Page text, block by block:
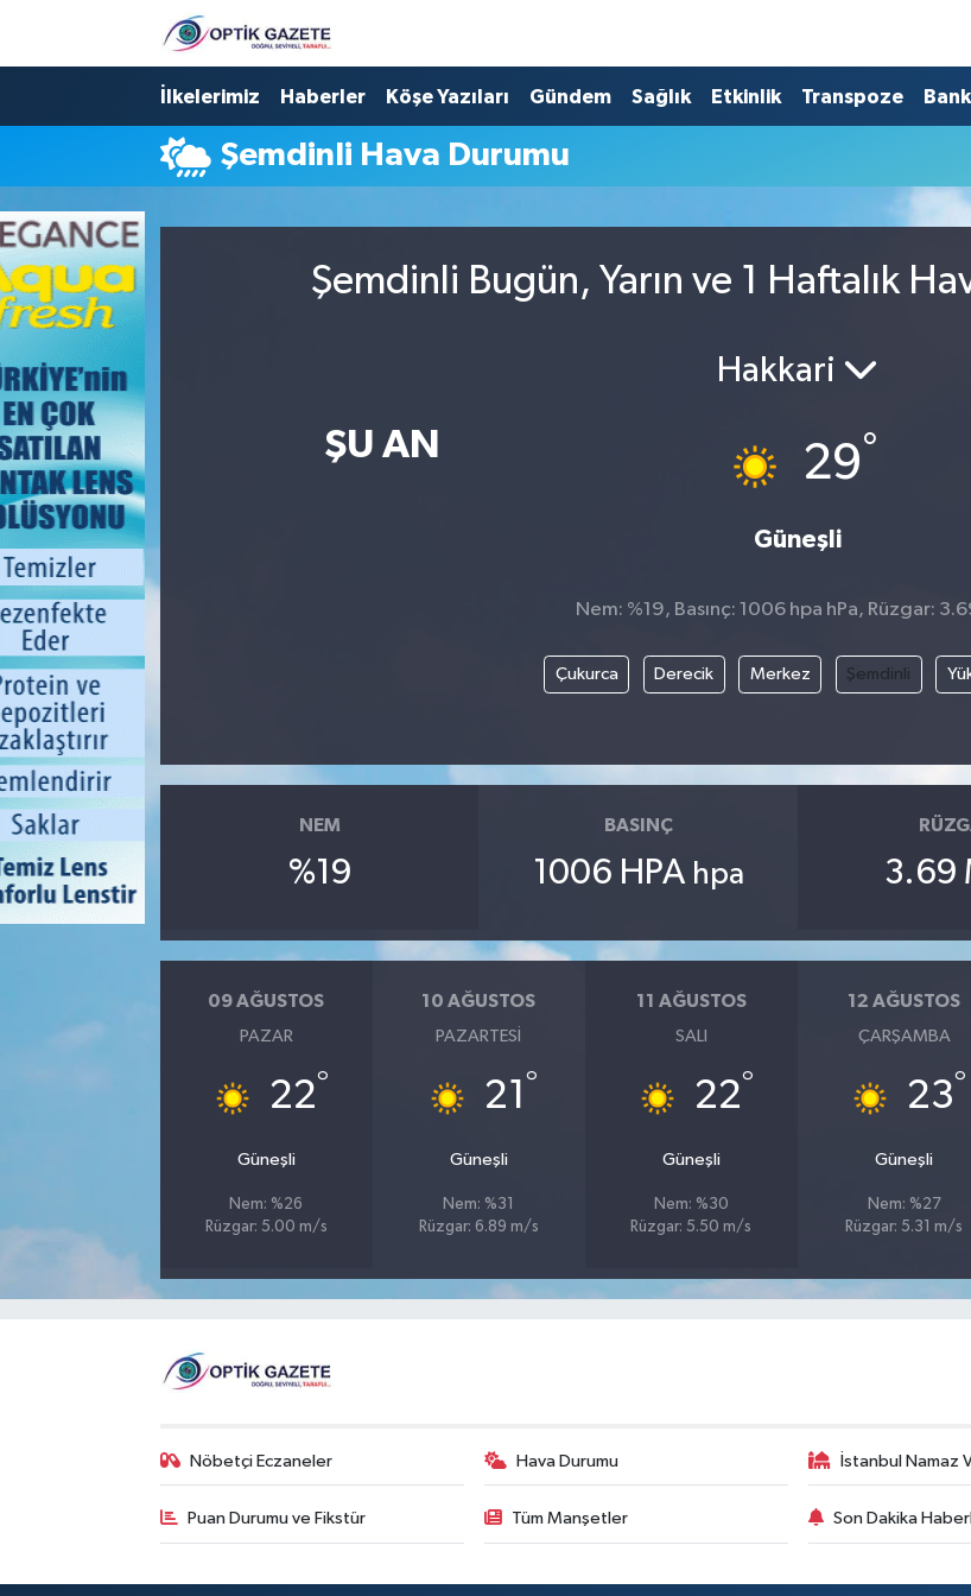
İlkelerimiz Haberler Köşe Yazıları Gündem Sağlık Etkinlik Transpoze
Şemdinli Hava Durumu
Şemdinli Bugün, Yarın ve 1 Haftalık
ŞU AN
Hakkari
29°
Güneşli
Nem: %19, Basınç: 1006 hpa hPa, Rüzgar:
Çukurca Derecik Merkez Şemdinli
NEM
%19
BASINÇ
1006 HPA hpa 3.69
09 AĞUSTOS
PAZAR
22°
Güneşli
Nem: %26
Rüzgar: 5.00 m/s
10 AĞUSTOS
PAZARTESI
21 °
Güneşli
Nem: %31
Rüzgar: 6.89 m/s
11 AĞUSTOS
SALI
22°
Güneşli
Nem: %30
Rüzgar: 5.50 m/s
12 AĞUSTOS
ÇARŞAMBA
23°
Güneşli
Nem: %27
Rüzgar: 5.31 m/s
Nöbetçi Eczaneler Hava Durumu İstanbul Namaz
Puan Durumu ve Fikstür Tüm Manşetler Son Dakika
Nöbetçi Eczaneler
Hava Durumu
İstanbul Namaz Vakitleri
Trafik Durumu
Süper Lig Puan Durumu ve Fikstür
Tüm Manşetler
Son Dakika Haberleri
Haber Arşivi